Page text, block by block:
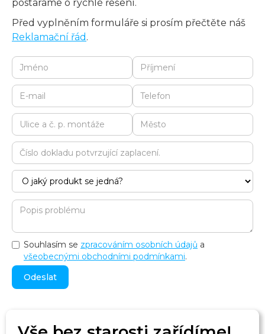
postaráme o rychlé řešení.
Před vyplněním formuláře si prosím přečtěte náš
Reklamační řád .
Souhlasím se zpracováním osobních údajů a
všeobecnými obchodními podmínkami.